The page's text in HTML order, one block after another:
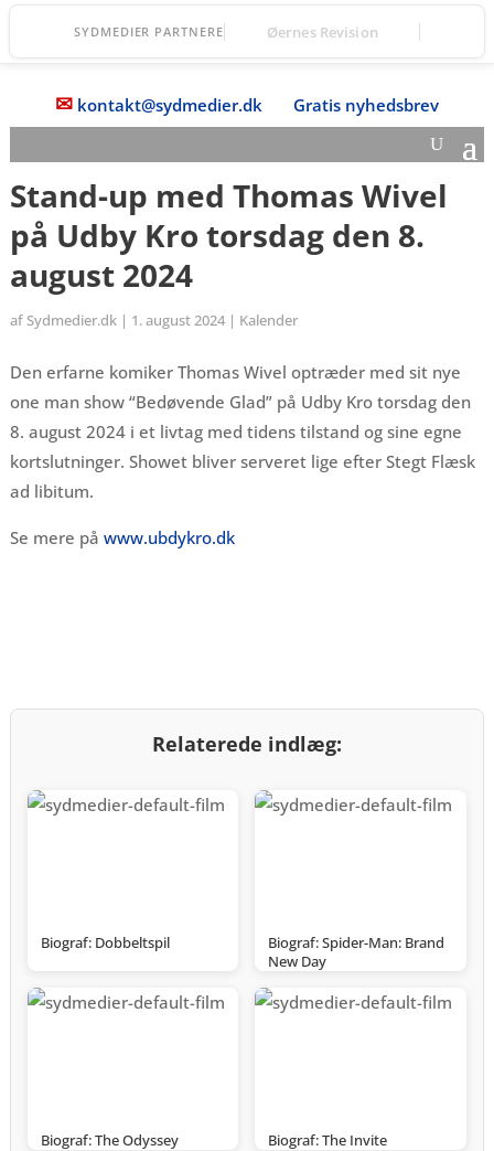
SYDMEDIER PARTNERE Lollands Bank
✉ kontakt@sydmedier.dk Gratis nyhedsbrev
Stand-up med Thomas Wivel
på Udby Kro torsdag den 8.
august 2024
af Sydmedier.dk| 1. august 2024| Kalender
Den erfarne komiker Thomas Wivel optræder med sit nye
one man show “Bedøvende Glad” på Udby Kro torsdag den
8. august 2024 i et livtag med tidens tilstand og sine egne
kortslutninger. Showet bliver serveret lige efter Stegt Flæsk
ad libitum.
Se mere på www.ubdykro.dk
Relaterede indlæg:
Biograf: Dobbeltspil
Biograf: Spider-Man: Brand
New Day
Biograf: The Odyssey Biograf: The Invite